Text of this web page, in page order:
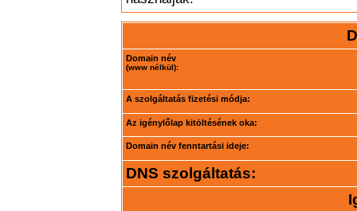
Domain név
(www nélkül):
A szolgáltatás fizetési módja:
Az igénylőlap kitöltésének oka:
Domain név fenntartási ideje:
DNS szolgáltatás: